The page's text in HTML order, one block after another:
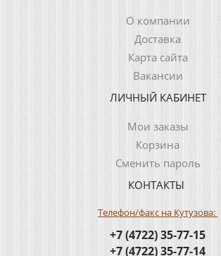
О компании
Доставка
Карта сайта
Вакансии
ЛИЧНЫЙ КАБИНЕТ
Мои заказы
Корзина
Сменить пароль
КОНТАКТЫ
Телефон/факс на Кутузова:
+7 (4722) 35-77-15
+7 (4722) 35-77-14